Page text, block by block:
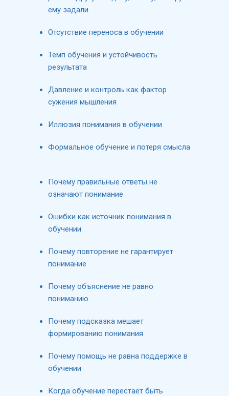
ему задали
Отсутствие переноса в обучении
Темп обучения и устойчивость
результата
Давление и контроль как фактор
сужения мышления
Иллюзия понимания в обучении
Формальное обучение и потеря смысла
Почему правильные ответы не
означают понимание
Ошибки как источник понимания в
обучении
Почему повторение не гарантирует
понимание
Почему объяснение не равно
пониманию
Почему подсказка мешает
формированию понимания
Почему помощь не равна поддержке в
обучении
Когда обучение перестаёт быть